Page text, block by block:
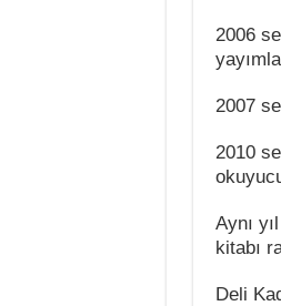
2006
2007
2010
Aynı
kitabı
Deli